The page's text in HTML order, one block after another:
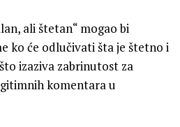
ali štetan“ mogao bi
ko će odlučivati šta je štetno i
izaziva zabrinutost za
komentara u